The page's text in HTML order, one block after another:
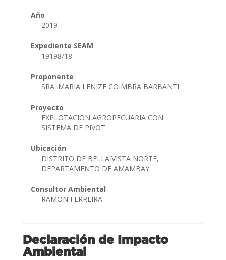
Año
2019
Expediente SEAM
19198/18
Proponente
SRA. MARIA LENIZE COIMBRA BARBANTI
Proyecto
EXPLOTACION AGROPECUARIA CON
SISTEMA DE PIVOT
Ubicación
DISTRITO DE BELLA VISTA NORTE,
DEPARTAMENTO DE AMAMBAY
Consultor Ambiental
RAMON FERREIRA
Declaración de Impacto
Ambiental